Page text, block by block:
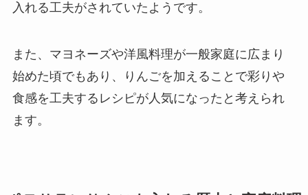
入れる工夫がされていたようです。
また、マヨネーズや洋風料理が一般家庭に広まり
始めた頃でもあり、りんごを加えることで彩りや
食感を工夫するレシピが人気になったと考えられ
ます。